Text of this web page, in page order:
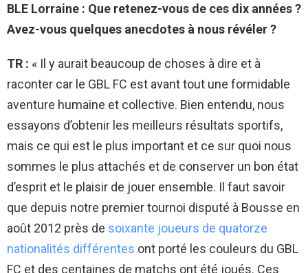
BLE Lorraine : Que retenez-vous de ces dix années ?
Avez-vous quelques anecdotes à nous révéler ?
TR : « Il y aurait beaucoup de choses à dire et à
raconter car le GBL FC est avant tout une formidable
aventure humaine et collective. Bien entendu, nous
essayons d’obtenir les meilleurs résultats sportifs,
mais ce qui est le plus important et ce sur quoi nous
sommes le plus attachés et de conserver un bon état
d’esprit et le plaisir de jouer ensemble. Il faut savoir
que depuis notre premier tournoi disputé à Bousse en
août 2012 près de soixante joueurs de quatorze
nationalités différentes ont porté les couleurs du GBL
FC et des centaines de matchs ont été joués. Ces